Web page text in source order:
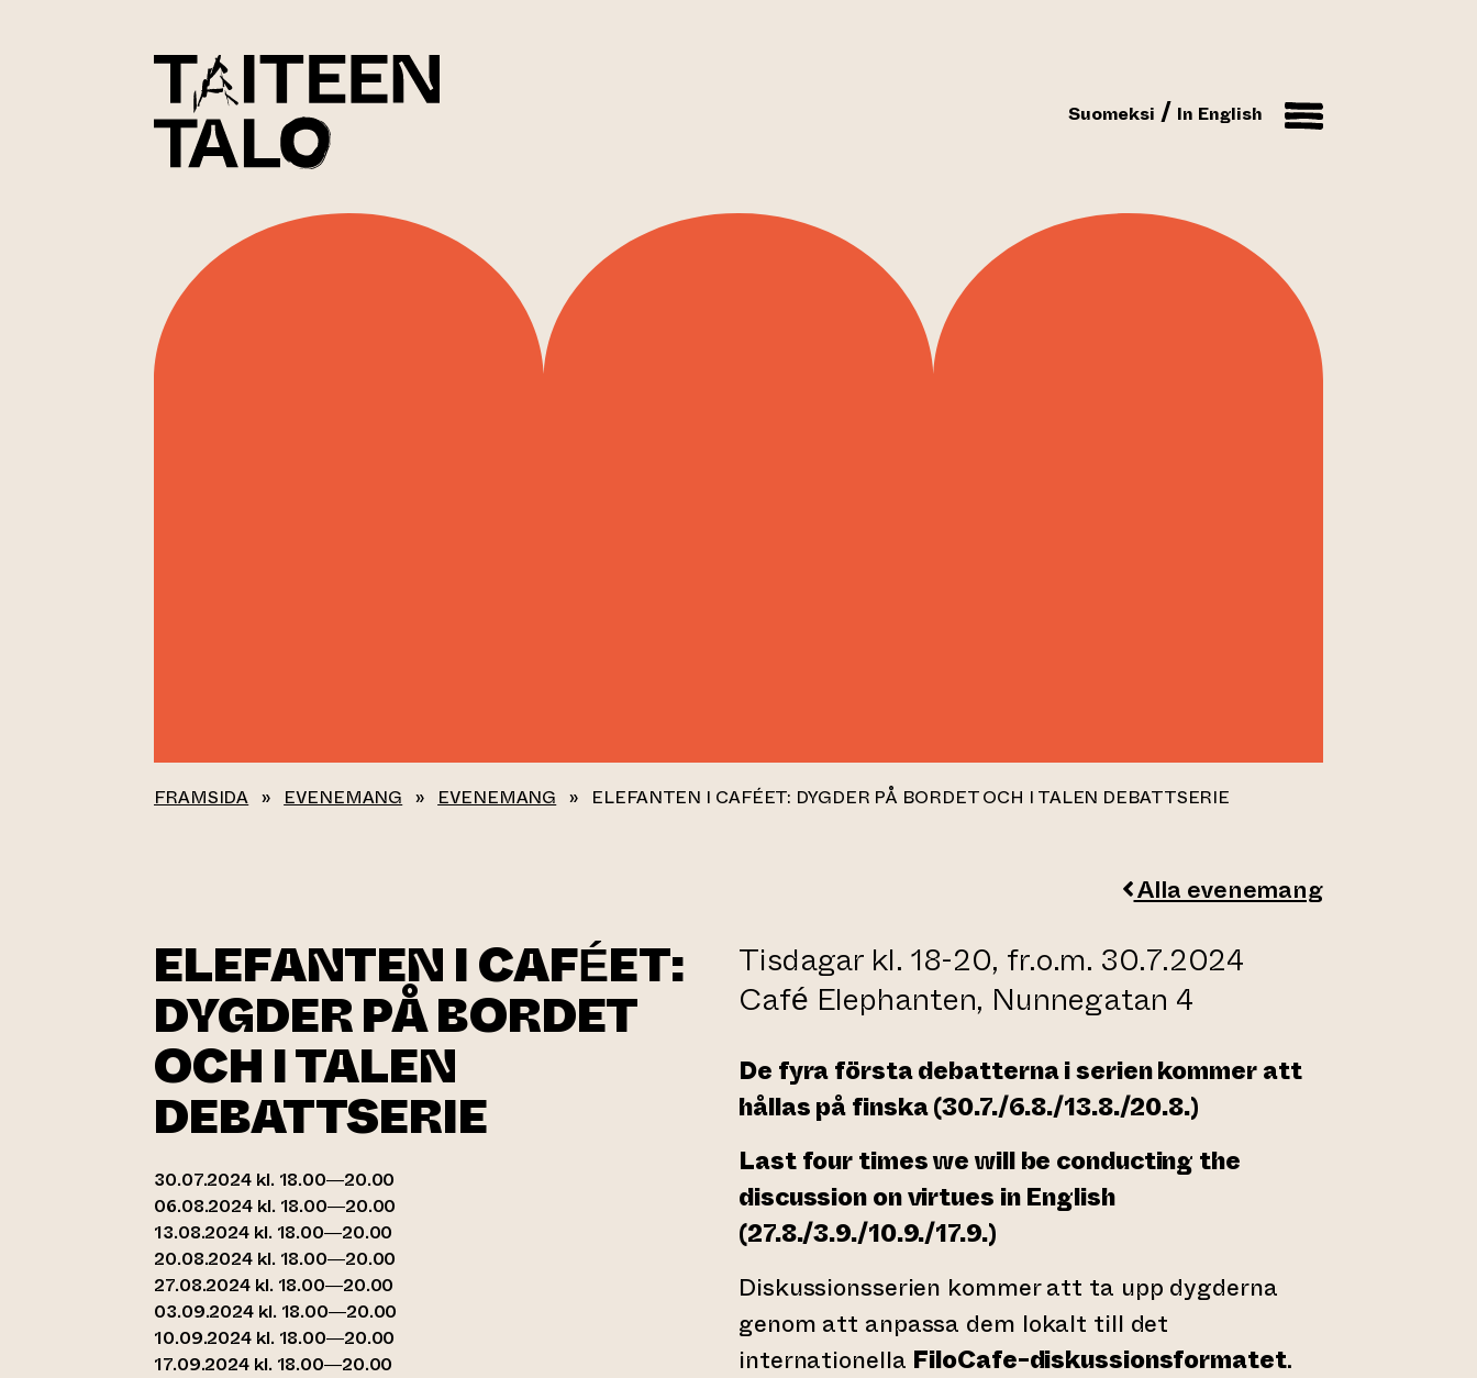
Suomeksi In English
FRAMSIDA » EVENEMANG » EVENEMANG » ELEFANTEN I CAFÉET: DYGDER PÅ BORDET OCH I TALEN DEBATTSERIE
Alla evenemang
ELEFANTEN I CAFÉET:
DYGDER PÅ BORDET
OCH I TALEN
DEBATTSERIE
30.07.2024 kl. 18.00—20.00
06.08.2024 kl. 18.00—20.00
13.08.2024 kl. 18.00—20.00
20.08.2024 kl. 18.00—20.00
27.08.2024 kl. 18.00—20.00
03.09.2024 kl. 18.00—20.00
10.09.2024 kl. 18.00—20.00
17.09.2024 kl. 18.00—20.00
Tisdagar kl. 18-20, fr.o.m. 30.7.2024
Café Elephanten, Nunnegatan 4
De fyra första debatterna i serien kommer att
hållas på finska (30.7./6.8./13.8./20.8.)
Last four times we will be conducting the
discussion on virtues in English
(27.8./3.9./10.9./17.9.)
Diskussionsserien kommer att ta upp dygderna
genom att anpassa dem lokalt till det
internationella FiloCafe-diskussionsformatet.